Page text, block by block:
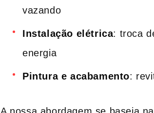
vazando
Instalação elétrica: troca
energia
Pintura‍ e ​acabamento: